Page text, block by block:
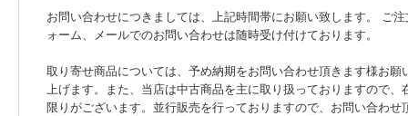
お問い合わせにつきましては、上記時間帯にお願い致します。 ご注
ォーム、メールでのお問い合わせは随時受け付けております。
取り寄せ商品については、予め納期をお問い合わせ頂きます様お願
上げます。また、当店は中古商品を主に取り扱っておりますので、
限りがございます。並行販売を行っておりますので、お問い合わせ